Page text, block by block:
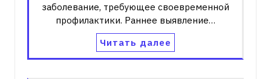
заболевание, требующее своевременной
профилактики. Раннее выявление…
Читать далее